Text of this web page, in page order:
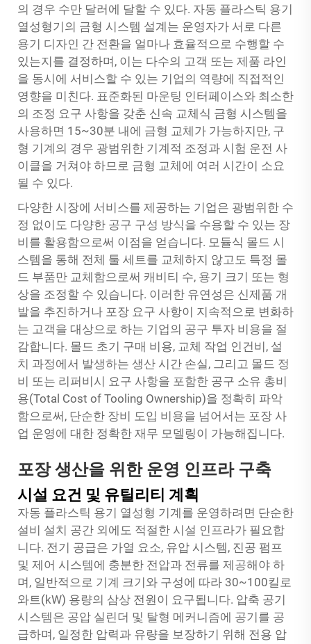
의 경우 수만 달러에 달할 수 있다. 자동 플라스틱 용기
열성형기의 금형 시스템 설계는 운영자가 서로 다른
용기 디자인 간 전환을 얼마나 효율적으로 수행할 수
있는지를 결정하며, 이는 다수의 고객 또는 제품 라인
을 동시에 서비스할 수 있는 기업의 역량에 직접적인
영향을 미친다. 표준화된 마운팅 인터페이스와 최소한
의 조정 요구 사항을 갖춘 신속 교체식 금형 시스템을
사용하면 15~30분 내에 금형 교체가 가능하지만, 구
형 기계의 경우 광범위한 기계적 조정과 시험 운전 사
이클을 거쳐야 하므로 금형 교체에 여러 시간이 소요
될 수 있다.
다양한 시장에 서비스를 제공하는 기업은 광범위한 수
정 없이도 다양한 공구 구성 방식을 수용할 수 있는 장
비를 활용함으로써 이점을 얻습니다. 모듈식 몰드 시
스템을 통해 전체 툴 세트를 교체하지 않고도 특정 몰
드 부품만 교체함으로써 캐비티 수, 용기 크기 또는 형
상을 조정할 수 있습니다. 이러한 유연성은 신제품 개
발을 추진하거나 포장 요구 사항이 지속적으로 변화하
는 고객을 대상으로 하는 기업의 공구 투자 비용을 절
감합니다. 몰드 초기 구매 비용, 교체 작업 인건비, 설
치 과정에서 발생하는 생산 시간 손실, 그리고 몰드 정
비 또는 리퍼비시 요구 사항을 포함한 공구 소유 총비
용(Total Cost of Tooling Ownership)을 정확히 파악
함으로써, 단순한 장비 도입 비용을 넘어서는 포장 사
업 운영에 대한 정확한 재무 모델링이 가능해집니다.
포장 생산을 위한 운영 인프라 구축
시설 요건 및 유틸리티 계획
자동 플라스틱 용기 열성형 기계를 운영하려면 단순한
설비 설치 공간 외에도 적절한 시설 인프라가 필요합
니다. 전기 공급은 가열 요소, 유압 시스템, 진공 펌프
및 제어 시스템에 충분한 전압과 전류를 제공해야 하
며, 일반적으로 기계 크기와 구성에 따라 30~100킬로
와트(kW) 용량의 삼상 전원이 요구됩니다. 압축 공기
시스템은 공압 실린더 및 탈형 메커니즘에 공기를 공
급하며, 일정한 압력과 유량을 보장하기 위해 전용 압